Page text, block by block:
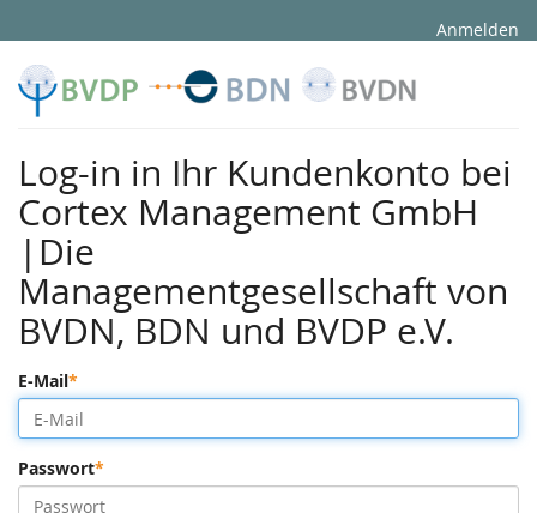
Anmelden
Log-in in Ihr Kundenkonto bei
Cortex Management GmbH
|Die
Managementgesellschaft von
BVDN, BDN und BVDP e.V.
E-Mail
Passwort